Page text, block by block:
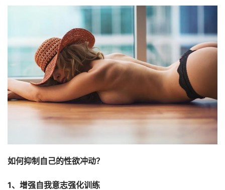
如何抑制自己的性欲冲动？
1、增强自我意志强化训练